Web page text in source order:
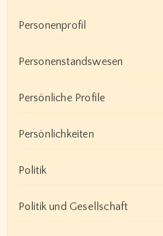
Personenprofil
Personenstandswesen
Persönliche Profile
Persönlichkeiten
Politik
Politik und Gesellschaft